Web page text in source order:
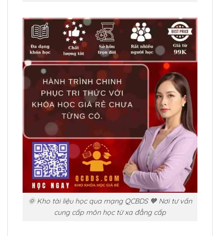
🌞 Kho tài liệu học qua mạng QCBDS 🧡 Nơi tư vấn
cung cấp môn học từ xa đẳng cấp